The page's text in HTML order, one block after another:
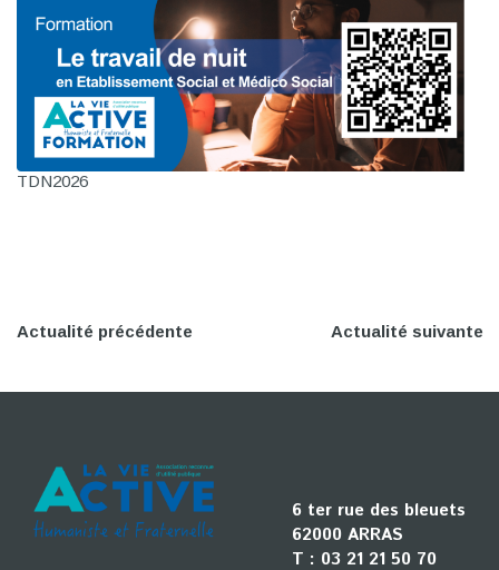
TDN2026
Actualité précédente Actualité suivante
6 ter rue des bleuets
62000 ARRAS
T : 03 21 21 50 70